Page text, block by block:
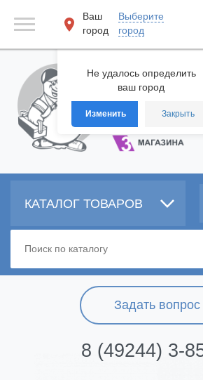
Не удалось определить
ваш город
Изменить Закрыть
Ваш
город
Выберите
город
Задать вопрос
8 (49244) 3-
КАТАЛОГ ТОВАРОВ